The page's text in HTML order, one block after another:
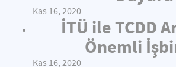
Kas 16, 2020
İTÜ ile TCDD
Önemli
Kas 16, 2020